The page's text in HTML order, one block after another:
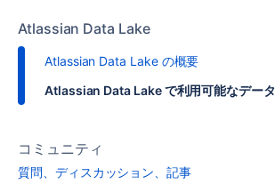
Atlassian Data Lake
Atlassian Data Lake の概要
Atlassian Data Lake で利用可能なデータ
コミュニティ
質問、ディスカッション、記事